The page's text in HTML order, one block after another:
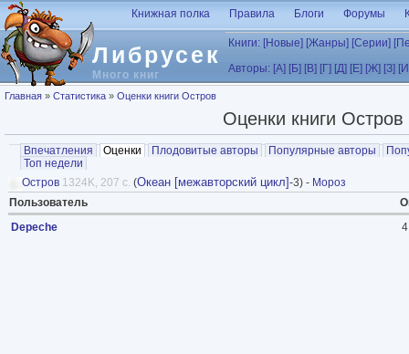
Перейти к основному содержанию
Либрусек
Много книг
Книжная полка Правила Блоги Форумы
Книги: [Новые] [Жанры] [Серии]
Авторы: [А] [Б] [В] [Г] [Д] [Е] [Ж] [З]
Вы здесь
Главная » Статистика » Оценки книги Остров
Оценки книги Остров
Главные вкладки
Впечатления Оценки (активная вкладка)
Плодовитые авторы Популярные авторы
Топ недели
Остров 1324K, 207 с. (Океан [межавторский цикл]-3) - Мороз
Пользователь
Depeche
4